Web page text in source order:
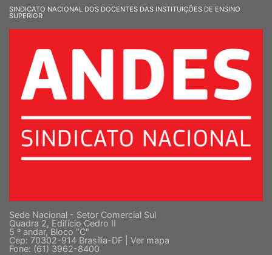
SINDICATO NACIONAL DOS DOCENTES DAS INSTITUIÇÕES DE ENSINO
SUPERIOR
Sede Nacional - Setor Comercial Sul
Quadra 2, Edifício Cedro II
5 º andar, Bloco "C"
Cep: 70302-914 Brasília-DF | Ver mapa
Fone: (61) 3962-8400